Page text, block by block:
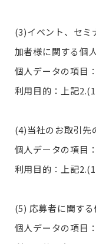
(3)イベント、セミ
加者様に関する個
個人データの項目
利用目的：上記
(4)当社のお取引先
個人データの項目
利用目的：上記
(5) 応募者に関す
個人データの項目